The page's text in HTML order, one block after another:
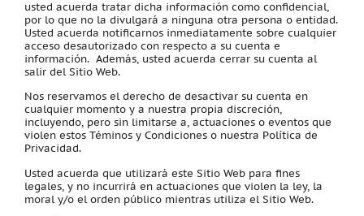
usted acuerda tratar dicha información como confidencial,
por lo que no la divulgará a ninguna otra persona o entidad.
Usted acuerda notificarnos inmediatamente sobre cualquier
acceso desautorizado con respecto a su cuenta e
información. Además, usted acuerda cerrar su cuenta al
salir del Sitio Web.
Nos reservamos el derecho de desactivar su cuenta en
cualquier momento y a nuestra propia discreción,
incluyendo, pero sin limitarse a, actuaciones o eventos que
violen estos Téminos y Condiciones o nuestra Política de
Privacidad.
Usted acuerda que utilizará este Sitio Web para fines
legales, y no incurrirá en actuaciones que violen la ley, la
moral y/o el orden público mientras utiliza el Sitio Web.